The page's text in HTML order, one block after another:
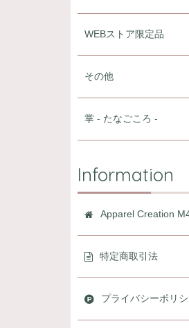
WEBストア限定品
その他
掌 - たなごころ -
Information
Apparel Creation
特定商取引法
プライバシーポリ